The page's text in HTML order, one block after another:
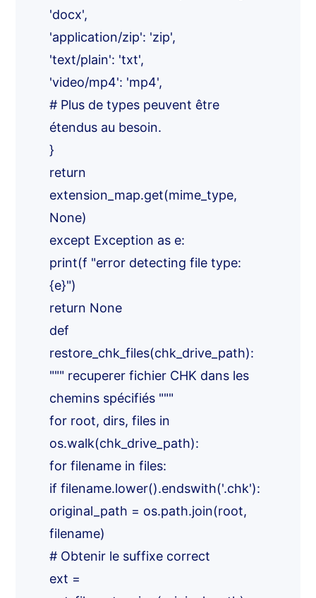
'docx',
'application/zip': 'zip',
'text/plain': 'txt',
'video/mp4': 'mp4',
# Plus de types peuvent être
étendus au besoin.
}
return
extension_map.get(mime_type,
None)
except Exception as e:
print(f "error detecting file type:
{e}")
return None
def
restore_chk_files(chk_drive_path):
""" recuperer fichier CHK dans les
chemins spécifiés """
for root, dirs, files in
os.walk(chk_drive_path):
for filename in files:
if filename.lower().endswith('.chk'):
original_path = os.path.join(root,
filename)
# Obtenir le suffixe correct
ext =